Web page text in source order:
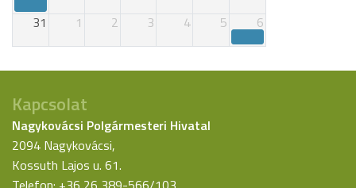
31
1 2 3 4 5 6
Kapcsolat
Nagykovácsi Polgármesteri Hivatal
2094 Nagykovácsi,
Kossuth Lajos u. 61.